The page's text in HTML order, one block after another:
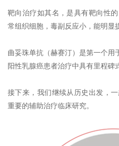
靶向治疗如其名，是具有靶向性
常组织细胞，毒副反应小，能明显
曲妥珠单抗（赫赛汀）是第一个用
阳性乳腺癌患者治疗中具有里程碑
接下来，我们继续从历史出发，
重要的辅助治疗临床研究。